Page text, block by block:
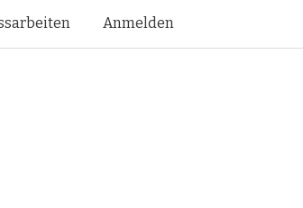
Anmelden